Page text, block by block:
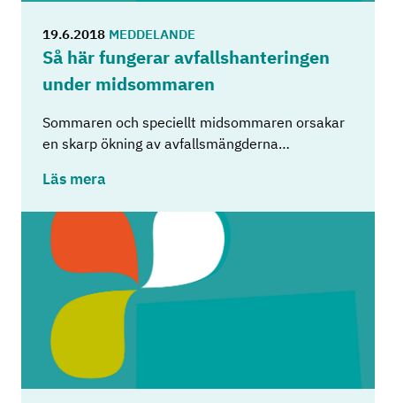
19.6.2018 MEDDELANDE
Så här fun­ge­rar av­falls­han­te­ring­en
under mid­som­ma­ren
Sommaren och speciellt midsommaren orsakar
en skarp ökning av avfallsmängderna…
Läs mera